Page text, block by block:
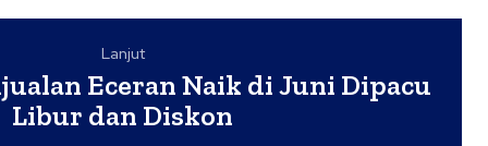
Lanjut
Eceran Naik di Juni Dipacu
Libur dan Diskon